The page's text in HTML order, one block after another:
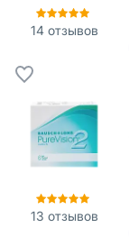
14отзывов
13 отзывов